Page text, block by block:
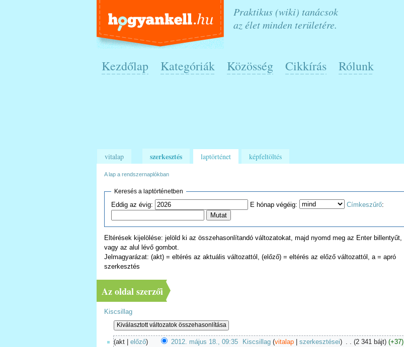
Praktikus (wiki) tanácsok
az élet minden területére.
Kezdőlap Kategóriák Közösség Cikkírás Rólunk
vitalap szerkesztés laptörténet képfeltöltés
A lap a rendszernaplókban
Keresés a laptörténetben
Eddig az évig:
E hónap végéig: Címkeszűrő:
Eltérések kijelölése: jelöld ki az összehasonlítandó változatokat, majd nyomd meg az Enter billentyűt,
vagy az alul lévő gombot.
Jelmagyarázat: (akt) = eltérés az aktuális változattól, (előző) = eltérés az előző változattól, a = apró
szerkesztés
Az oldal szerzői
Kiscsillag
(akt | előző) 2012. május 18., 09:35 Kiscsillag (vitalap |szerkesztései) . . (2 341 bájt) (+37)‎